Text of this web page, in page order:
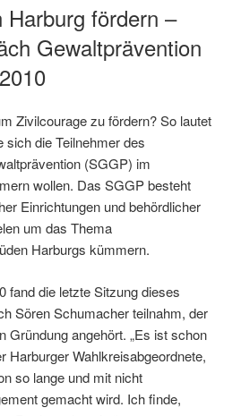
Harburg fördern –
Gewaltprävention
Zivilcourage zu fördern? So lautet
sich die Teilnehmer des
(SGGP) im
wollen. Das SGGP besteht
Einrichtungen und behördlicher
um das Thema
Harburgs kümmern.
fand die letzte Sitzung dieses
Sören Schumacher teilnahm, der
Gründung angehört. „Es ist schon
Harburger Wahlkreisabgeordnete,
so lange und mit nicht
gemacht wird. Ich finde,